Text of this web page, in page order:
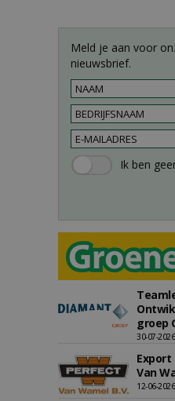
Meld je aan voor
nieuwsbrief.
groep
30-07-2026
Export
Van
12-06-